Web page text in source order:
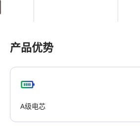
产品优势
A级电芯